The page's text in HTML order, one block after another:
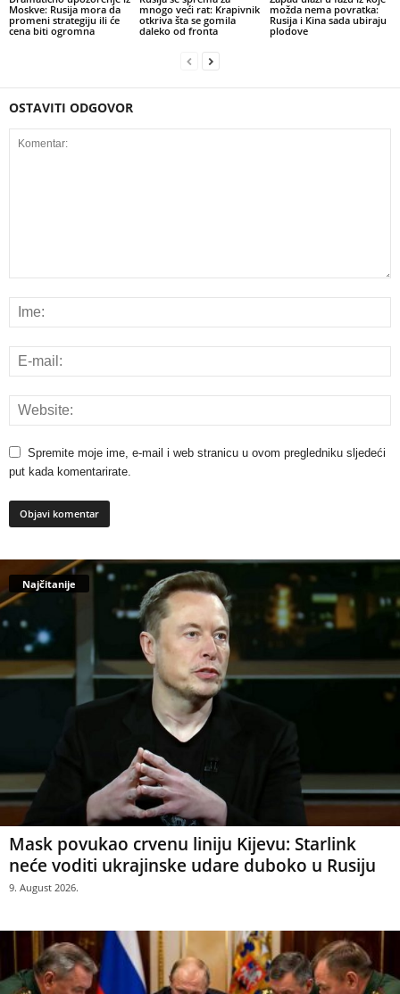
Moskve: Rusija mora da
promeni strategiju ili će
cena biti ogromna
mnogo veći rat: Krapivnik
otkriva šta se gomila
daleko od fronta
možda nema povratka:
Rusija i Kina sada ubiraju
plodove
OSTAVITI ODGOVOR
Spremite moje ime, e-mail i web stranicu u ovom pregledniku sljedeći
put kada komentarirate.
Najčitanije
Mask povukao crvenu liniju Kijevu: Starlink
neće voditi ukrajinske udare duboko u Rusiju
9. August 2026.